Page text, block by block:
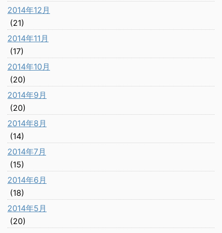
2014年12月
(21)
2014年11月
(17)
2014年10月
(20)
2014年9月
(20)
2014年8月
(14)
2014年7月
(15)
2014年6月
(18)
2014年5月
(20)